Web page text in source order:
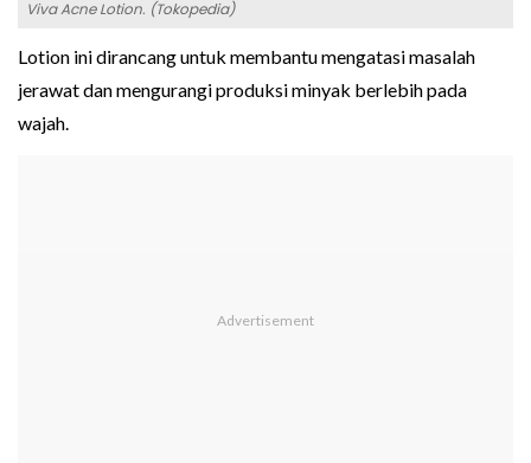
Viva Acne Lotion. (Tokopedia)
Lotion ini dirancang untuk membantu mengatasi masalah
jerawat dan mengurangi produksi minyak berlebih pada
wajah.